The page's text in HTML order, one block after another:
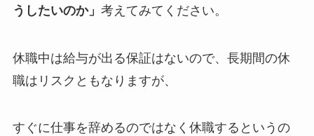
うしたいのか」 考えてみてください。
休職中は給与が出る保証はないので、長期間の休
職はリスクともなりますが、
すぐに仕事を辞めるのではなく休職するというの